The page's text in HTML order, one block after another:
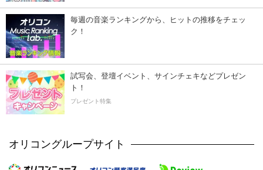
毎週の音楽ランキングから、ヒットの推移をチェッ
ク！
試写会、登壇イベント、サインチェキなどプレゼン
ト！
プレゼント特集
オリコングループサイト